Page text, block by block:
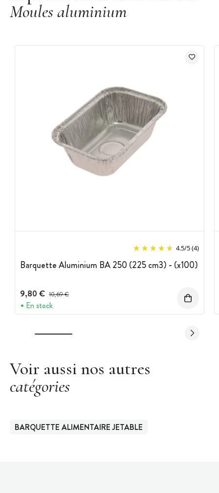
Dimensions fonds : 80*44 mm
Moules aluminium
4.5/5(4)
Barquette Aluminium BA 250 (225 cm3) - (x100)
9,80 € Prix avant réduction :
10,69 €
En stock
Voir aussi nos autres
catégories
BARQUETTE ALIMENTAIRE JETABLE